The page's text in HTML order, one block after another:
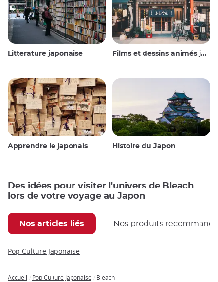
Litterature japonaise Films et dessins animés japonais
Apprendre le japonais Histoire du Japon
Des idées pour visiter l'univers de Bleach
lors de votre voyage au Japon
Nos articles liés Nos produits
Pop Culture Japonaise
Accueil Pop Culture Japonaise Bleach